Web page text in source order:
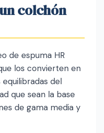
colchón
de espuma HR
los convierten en
del
que sean la base
de gama media y